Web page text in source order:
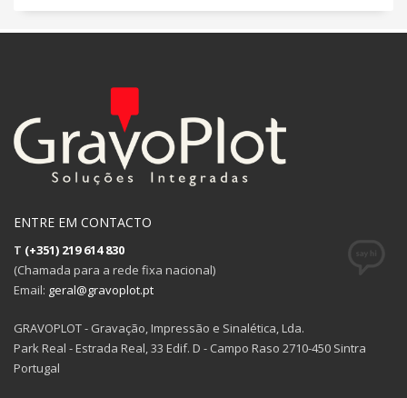
ENTRE EM CONTACTO
T (+351) 219 614 830
(Chamada para a rede fixa nacional)
Email: geral@gravoplot.pt
GRAVOPLOT - Gravação, Impressão e Sinalética, Lda.
Park Real - Estrada Real, 33 Edif. D - Campo Raso 2710-450 Sintra
Portugal